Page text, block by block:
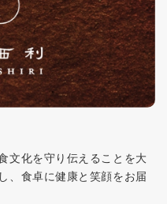
文化を守り伝えることを大
、食卓に健康と笑顔をお届